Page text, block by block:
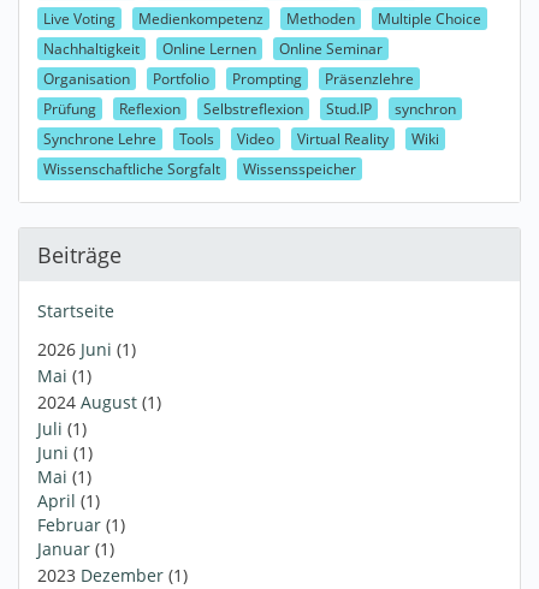
Live Voting
Medienkompetenz Methoden
Multiple Choice
Nachhaltigkeit
Online Lernen
Online Seminar
Organisation
Portfolio Prompting
Präsenzlehre
Prüfung
Reflexion Selbstreflexion Stud.IP
synchron
Synchrone Lehre
Tools Video Virtual Reality
Wiki
Wissenschaftliche Sorgfalt
Wissensspeicher
Beiträge
Startseite
2026 Juni (1)
Mai (1)
2024 August (1)
Juli (1)
Juni (1)
Mai (1)
April (1)
Februar (1)
Januar (1)
2023 Dezember (1)